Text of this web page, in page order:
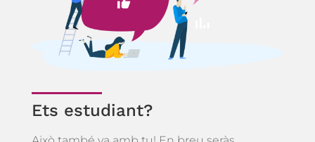
Ets estudiant?